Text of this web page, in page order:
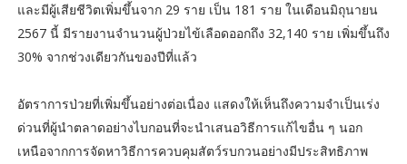
และมีผู้เสียชีวิตเพิ่มขึ้นจาก 29 ราย เป็น 181 ราย ในเดือนมิถุนายน
2567 นี้ มีรายงานจำนวนผู้ป่วยไข้เลือดออกถึง 32,140 ราย เพิ่มขึ้นถึง
30% จากช่วงเดียวกันของปีที่แล้ว
อัตราการป่วยที่เพิ่มขึ้นอย่างต่อเนื่อง แสดงให้เห็นถึงความจำเป็นเร่ง
ด่วนที่ผู้นำตลาดอย่างไบกอนที่จะนำเสนอวิธีการแก้ไขอื่น ๆ นอก
เหนือจากการจัดหาวิธีการควบคุมสัตว์รบกวนอย่างมีประสิทธิภาพ